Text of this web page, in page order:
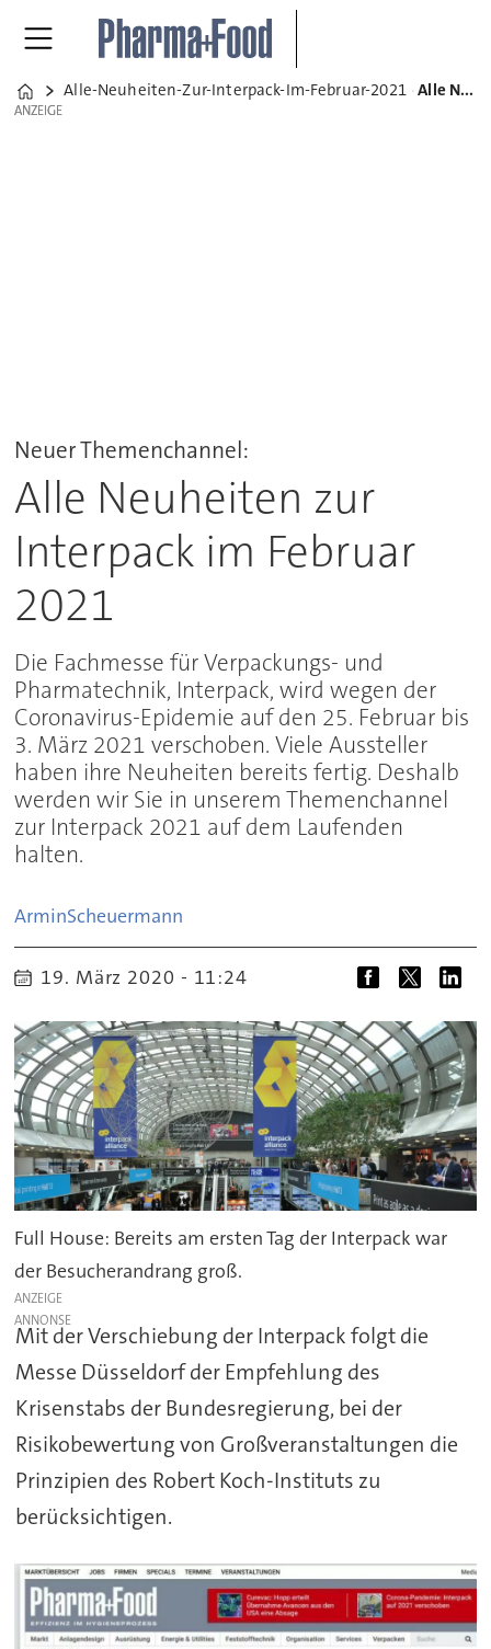
Home
Alle-Neuheiten-Zur-Interpack-Im-Februar-2021 Alle Neuheiten zur Interpack im Februar 2021
ANZEIGE
ANZEIGE
Neuer Themenchannel:
Alle Neuheiten zur
Interpack im Februar
2021
Die Fachmesse für Verpackungs- und
Pharmatechnik, Interpack, wird wegen der
Coronavirus-Epidemie auf den 25. Februar bis
3. März 2021 verschoben. Viele Aussteller
haben ihre Neuheiten bereits fertig. Deshalb
werden wir Sie in unserem Themenchannel
zur Interpack 2021 auf dem Laufenden
halten.
ArminScheuermann
19. März 2020 - 11:24
Full House: Bereits am ersten Tag der Interpack war
der Besucherandrang groß.
ANZEIGE
Mit der Verschiebung der Interpack folgt die
Messe Düsseldorf der Empfehlung des
Krisenstabs der Bundesregierung, bei der
Risikobewertung von Großveranstaltungen die
Prinzipien des Robert Koch-Instituts zu
berücksichtigen.